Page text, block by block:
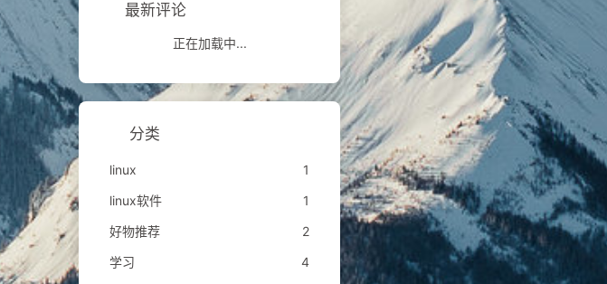
最新评论
正在加载中...
分类
linux
1
linux软件
1
好物推荐
2
学习
4